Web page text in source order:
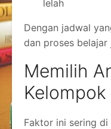
lelah
Dengan jadwal
dan proses belajar
Memilih
Faktor ini sering di